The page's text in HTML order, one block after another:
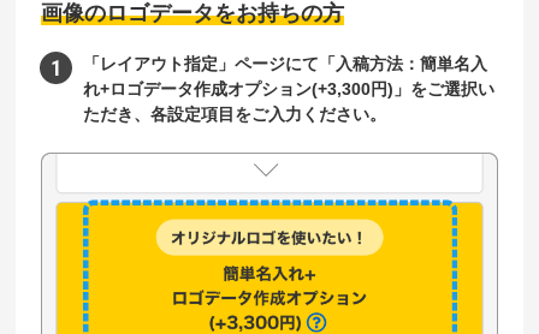
画像のロゴデータをお持ちの方
「レイアウト指定」ページにて「入稿方法：簡単名入
れ+ロゴデータ作成オプション(+3,300円)」をご選択い
ただき、各設定項目をご入力ください。